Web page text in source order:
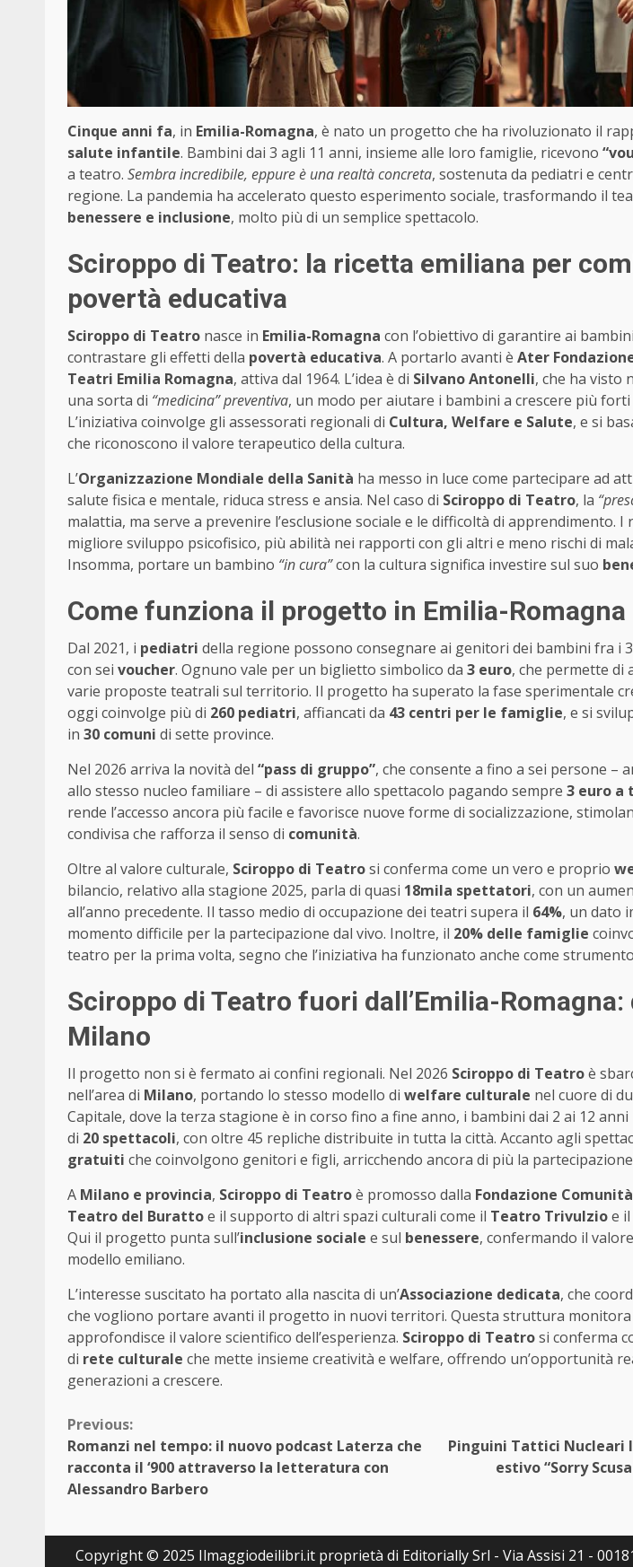
Cinque anni fa, in Emilia-Romagna, è nato un progetto che ha rivoluzionato il
salute infantile. Bambini dai 3 agli 11 anni, insieme alle loro famiglie, ricevono
a teatro. Sembra incredibile, eppure è una realtà concreta, sostenuta da pediatri e
regione. La pandemia ha accelerato questo esperimento sociale, trasformando il
benessere e inclusione, molto più di un semplice spettacolo.
Sciroppo di Teatro: la ricetta emiliana per
povertà educativa
Sciroppo di Teatro nasce in Emilia-Romagna con l’obiettivo di garantire ai
contrastare gli effetti della povertà educativa. A portarlo avanti è Ater
Teatri Emilia Romagna, attiva dal 1964. L’idea è di Silvano Antonelli, che ha visto
una sorta di “medicina” preventiva, un modo per aiutare i bambini a crescere più forti
L’iniziativa coinvolge gli assessorati regionali di Cultura, Welfare e Salute, e si
che riconoscono il valore terapeutico della cultura.
L’Organizzazione Mondiale della Sanità ha messo in luce come partecipare ad
salute fisica e mentale, riduca stress e ansia. Nel caso di Sciroppo di Teatro, la
malattia, ma serve a prevenire l’esclusione sociale e le difficoltà di apprendimento. I
migliore sviluppo psicofisico, più abilità nei rapporti con gli altri e meno rischi di
Insomma, portare un bambino “in cura”con la cultura significa investire sul suo
Come funziona il progetto in Emilia-Romagna
Dal 2021, i pediatri della regione possono consegnare ai genitori dei bambini fra i
con sei voucher. Ognuno vale per un biglietto simbolico da 3 euro, che permette di
varie proposte teatrali sul territorio. Il progetto ha superato la fase sperimentale
oggi coinvolge più di 260 pediatri, affiancati da 43 centri per le famiglie, e si
in 30 comuni di sette province.
Nel 2026 arriva la novità del “pass di gruppo”, che consente a fino a sei persone –
allo stesso nucleo familiare – di assistere allo spettacolo pagando sempre 3 euro a
rende l’accesso ancora più facile e favorisce nuove forme di socializzazione,
condivisa che rafforza il senso di comunità.
Oltre al valore culturale, Sciroppo di Teatrosi conferma come un vero e proprio
bilancio, relativo alla stagione 2025, parla di quasi 18mila spettatori, con un
all’anno precedente. Il tasso medio di occupazione dei teatri supera il 64%, un dato
momento difficile per la partecipazione dal vivo. Inoltre, il 20% delle famiglie
teatro per la prima volta, segno che l’iniziativa ha funzionato anche come
Sciroppo di Teatro fuori dall’Emilia-Romagna:
Milano
Il progetto non si è fermato ai confini regionali. Nel 2026 Sciroppo di Teatroè
nell’area di Milano, portando lo stesso modello di welfare culturale nel cuore di
Capitale, dove la terza stagione è in corso fino a fine anno, i bambini dai 2 ai 12
di 20 spettacoli, con oltre 45 repliche distribuite in tutta la città. Accanto agli
gratuiti che coinvolgono genitori e figli, arricchendo ancora di più la
A Milano e provincia, Sciroppo di Teatroè promosso dalla Fondazione
Teatro del Burattoe il supporto di altri spazi culturali come il Teatro Trivulzioe il
Qui il progetto punta sull’inclusione sociale e sul benessere, confermando il
modello emiliano.
L’interesse suscitato ha portato alla nascita di un’Associazione dedicata, che
che vogliono portare avanti il progetto in nuovi territori. Questa struttura
approfondisce il valore scientifico dell’esperienza. Sciroppo di Teatrosi conferma
di rete culturale che mette insieme creatività e welfare, offrendo un’opportunità
generazioni a crescere.
Continue
Reading
Previous:
Romanzi nel tempo: il nuovo podcast Laterza che
racconta il ‘900 attraverso la letteratura con
Alessandro Barbero
Pinguini Tattici Nucleari
estivo “Sorry
Copyright © 2025 Ilmaggiodeilibri.it proprietà di Editorially Srl - Via Assisi 21 -